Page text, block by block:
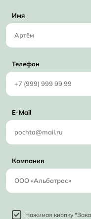
Имя
Телефон
E-Mail
Компания
Нажимая кнопку